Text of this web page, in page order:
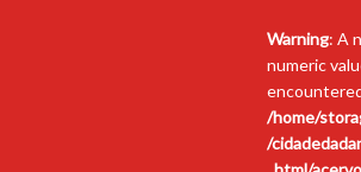
Warning: A
numeric
/home/
/